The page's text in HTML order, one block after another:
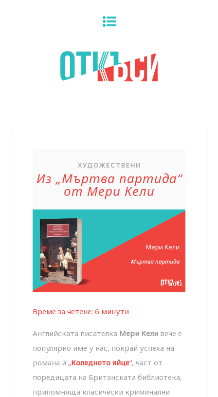
ХУДОЖЕСТВЕНИ
Из „Мъртва партида“
от Мери Кели
Време за четене:6 минути
Английската писателка Мери Кели вече е
популярно име у нас, покрай успеха на
романа ѝ „Коледното яйце“, част от
поредицата на Британската библиотека,
припомняща класически криминални